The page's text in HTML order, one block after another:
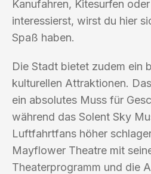
Kanufahren, Kitesurfen
interessierst, wirst du hier
Spaß haben.
Die Stadt bietet zudem ein
kulturellen Attraktionen.
ein absolutes Muss für
während das Solent Sky
Luftfahrtfans höher
Mayflower Theatre mit
Theaterprogramm und die